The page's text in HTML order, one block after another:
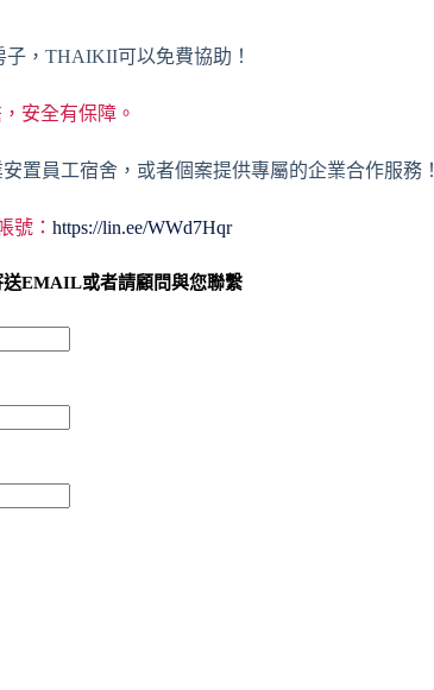
子，THAIKII可以免費協助！
安全有保障。
置員工宿舍，或者個案提供專屬的企業合作服務！
號： https://lin.ee/WWd7Hqr
EMAIL或者請顧問與您聯繫